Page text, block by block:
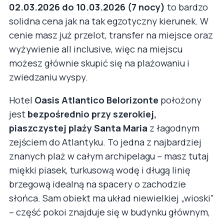
02.03.2026 do 10.03.2026 (7 nocy) to bardzo
solidna cena jak na tak egzotyczny kierunek. W
cenie masz już przelot, transfer na miejsce oraz
wyżywienie all inclusive, więc na miejscu
możesz głównie skupić się na plażowaniu i
zwiedzaniu wyspy.
Hotel Oasis Atlantico Belorizonte położony
jest bezpośrednio przy szerokiej,
piaszczystej plaży Santa Maria z łagodnym
zejściem do Atlantyku. To jedna z najbardziej
znanych plaż w całym archipelagu – masz tutaj
miękki piasek, turkusową wodę i długą linię
brzegową idealną na spacery o zachodzie
słońca. Sam obiekt ma układ niewielkiej „wioski”
– część pokoi znajduje się w budynku głównym,